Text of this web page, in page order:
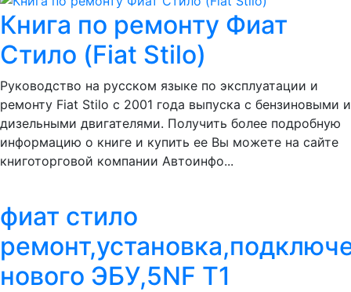
Книга по ремонту Фиат
Стило (Fiat Stilo)
Руководство на русском языке по эксплуатации и
ремонту Fiat Stilo с 2001 года выпуска с бензиновыми и
дизельными двигателями. Получить более подробную
информацию о книге и купить ее Вы можете на сайте
книготорговой компании Автоинфо...
фиат стило
нового ЭБУ,5NF T1